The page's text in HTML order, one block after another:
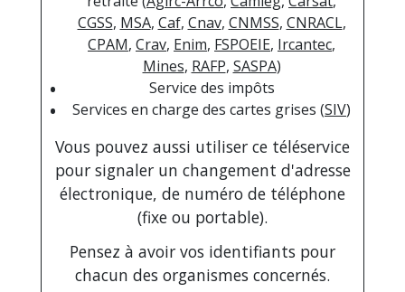
CGSS, MSA, Caf, Cnav, CNMSS, CNRACL,
CPAM, Crav, Enim, FSPOEIE, Ircantec,
Mines, RAFP, SASPA)
Service des impôts
Services en charge des cartes grises (SIV)
Vous pouvez aussi utiliser ce téléservice
pour signaler un changement d'adresse
électronique, de numéro de téléphone
(fixe ou portable).
Pensez à avoir vos identifiants pour
chacun des organismes concernés.